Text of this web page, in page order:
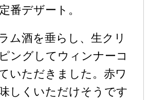
番デザート。
ム酒を垂らし、生クリ
ングしてウィンナーコ
いただきました。赤ワ
しくいただけそうです